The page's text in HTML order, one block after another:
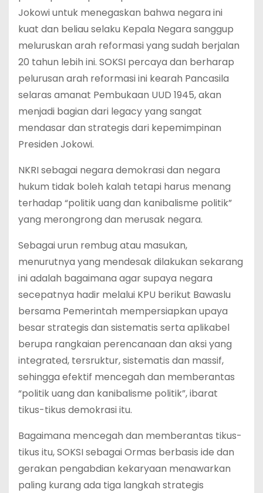
Jokowi untuk menegaskan bahwa negara ini
kuat dan beliau selaku Kepala Negara sanggup
meluruskan arah reformasi yang sudah berjalan
20 tahun lebih ini. SOKSI percaya dan berharap
pelurusan arah reformasi ini kearah Pancasila
selaras amanat Pembukaan UUD 1945, akan
menjadi bagian dari legacy yang sangat
mendasar dan strategis dari kepemimpinan
Presiden Jokowi.
NKRI sebagai negara demokrasi dan negara
hukum tidak boleh kalah tetapi harus menang
terhadap “politik uang dan kanibalisme politik”
yang merongrong dan merusak negara.
Sebagai urun rembug atau masukan,
menurutnya yang mendesak dilakukan sekarang
ini adalah bagaimana agar supaya negara
secepatnya hadir melalui KPU berikut Bawaslu
bersama Pemerintah mempersiapkan upaya
besar strategis dan sistematis serta aplikabel
berupa rangkaian perencanaan dan aksi yang
integrated, tersruktur, sistematis dan massif,
sehingga efektif mencegah dan memberantas
“politik uang dan kanibalisme politik”, ibarat
tikus-tikus demokrasi itu.
Bagaimana mencegah dan memberantas tikus-
tikus itu, SOKSI sebagai Ormas berbasis ide dan
gerakan pengabdian kekaryaan menawarkan
paling kurang ada tiga langkah strategis